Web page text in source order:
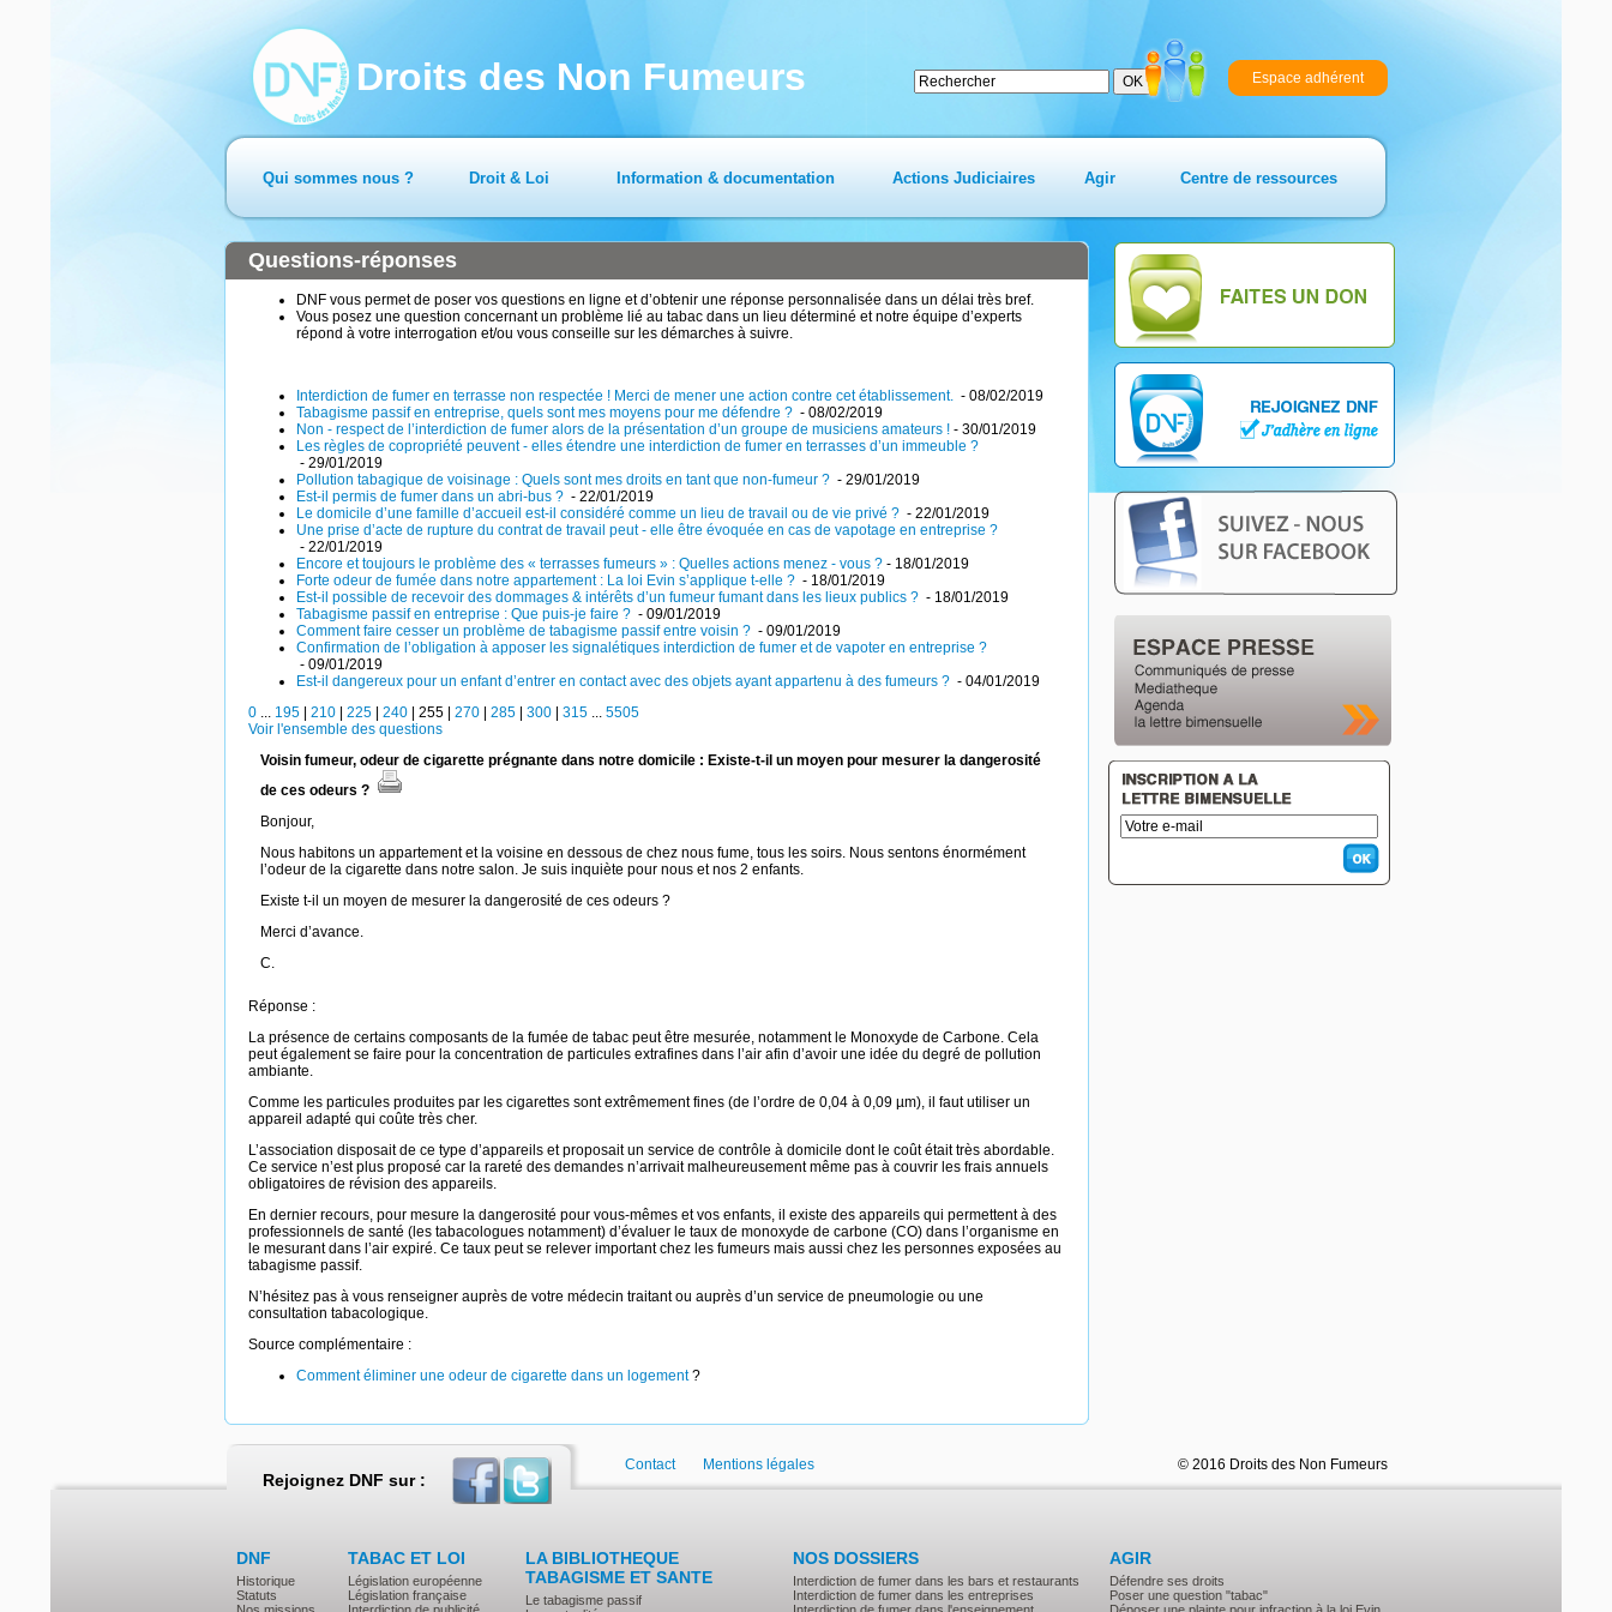
Droits des Non Fumeurs Espace adhérent
Qui sommes nous ? Droit & Loi Information & documentation Actions Judiciaires Agir Centre de ressources
DNF vous permet de poser vos questions en ligne et d’obtenir une réponse personnalisée dans un délai très bref.
Vous posez une question concernant un problème lié au tabac dans un lieu déterminé et notre équipe d’experts
répond à votre interrogation et/ou vous conseille sur les démarches à suivre.
Questions-réponses
Interdiction de fumer en terrasse non respectée ! Merci de mener une action contre cet établissement. - 08/02/2019
Tabagisme passif en entreprise, quels sont mes moyens pour me défendre ? - 08/02/2019
Non - respect de l’interdiction de fumer alors de la présentation d’un groupe de musiciens amateurs ! - 30/01/2019
Les règles de copropriété peuvent - elles étendre une interdiction de fumer en terrasses d’un immeuble ?
- 29/01/2019
Pollution tabagique de voisinage : Quels sont mes droits en tant que non-fumeur ? - 29/01/2019
Est-il permis de fumer dans un abri-bus ? - 22/01/2019
Le domicile d’une famille d’accueil est-il considéré comme un lieu de travail ou de vie privé ? - 22/01/2019
Une prise d’acte de rupture du contrat de travail peut - elle être évoquée en cas de vapotage en entreprise ?
- 22/01/2019
Encore et toujours le problème des « terrasses fumeurs » : Quelles actions menez - vous ? - 18/01/2019
Forte odeur de fumée dans notre appartement : La loi Evin s’applique t-elle ? - 18/01/2019
Est-il possible de recevoir des dommages & intérêts d’un fumeur fumant dans les lieux publics ? - 18/01/2019
Tabagisme passif en entreprise : Que puis-je faire ? - 09/01/2019
Comment faire cesser un problème de tabagisme passif entre voisin ? - 09/01/2019
Confirmation de l’obligation à apposer les signalétiques interdiction de fumer et de vapoter en entreprise ?
- 09/01/2019
Est-il dangereux pour un enfant d’entrer en contact avec des objets ayant appartenu à des fumeurs ? - 04/01/2019
0 ... 195 210 225 240 255 270 285 300 315 ... 5505
Voir l'ensemble des questions
Voisin fumeur, odeur de cigarette prégnante dans notre domicile : Existe-t-il un moyen pour mesurer la dangerosité
de ces odeurs ?
Bonjour,
Nous habitons un appartement et la voisine en dessous de chez nous fume, tous les soirs. Nous sentons énormément
l’odeur de la cigarette dans notre salon. Je suis inquiète pour nous et nos 2 enfants.
Existe t-il un moyen de mesurer la dangerosité de ces odeurs ?
Merci d’avance.
C.
Réponse :
La présence de certains composants de la fumée de tabac peut être mesurée, notamment le Monoxyde de Carbone. Cela
peut également se faire pour la concentration de particules extrafines dans l’air afin d’avoir une idée du degré de pollution
ambiante.
Comme les particules produites par les cigarettes sont extrêmement fines (de l’ordre de 0,04 à 0,09 µm), il faut utiliser un
appareil adapté qui coûte très cher.
L’association disposait de ce type d’appareils et proposait un service de contrôle à domicile dont le coût était très abordable.
Ce service n’est plus proposé car la rareté des demandes n’arrivait malheureusement même pas à couvrir les frais annuels
obligatoires de révision des appareils.
En dernier recours, pour mesure la dangerosité pour vous-mêmes et vos enfants, il existe des appareils qui permettent à des
professionnels de santé (les tabacologues notamment) d’évaluer le taux de monoxyde de carbone (CO) dans l’organisme en
le mesurant dans l’air expiré. Ce taux peut se relever important chez les fumeurs mais aussi chez les personnes exposées au
tabagisme passif.
N’hésitez pas à vous renseigner auprès de votre médecin traitant ou auprès d’un service de pneumologie ou une
consultation tabacologique.
Source complémentaire :
Comment éliminer une odeur de cigarette dans un logement?
Rejoignez DNF sur :
DNF
Historique
Statuts
TABAC ET LOI
Législation européenne
Législation française
LA BIBLIOTHEQUE
TABAGISME ET SANTE
Le tabagisme passif
NOS DOSSIERS
Interdiction de fumer dans les bars et restaurants
Interdiction de fumer dans les entreprises
AGIR
Défendre ses droits
Poser une question "tabac"
Contact Mentions légales © 2016 Droits des Non Fumeurs